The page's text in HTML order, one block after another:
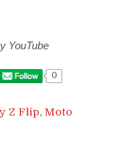
YouTube
0
Z Flip, Moto